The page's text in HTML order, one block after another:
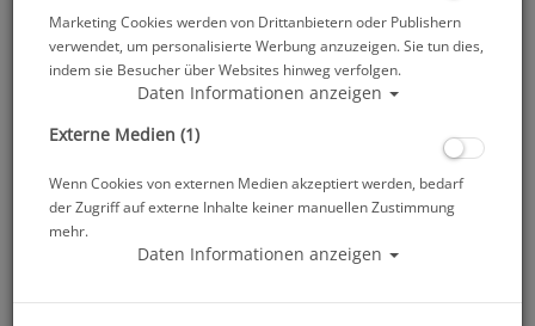
Scubapro Go Fin Travel - Pink - Gr: 2XS
Marketing Cookies werden von Drittanbietern oder Publishern
verwendet, um personalisierte Werbung anzuzeigen. Sie tun dies,
indem sie Besucher über Websites hinweg verfolgen.
Daten Informationen anzeigen
Externe Medien (1)
Wenn Cookies von externen Medien akzeptiert werden, bedarf
der Zugriff auf externe Inhalte keiner manuellen Zustimmung
mehr.
Daten Informationen anzeigen